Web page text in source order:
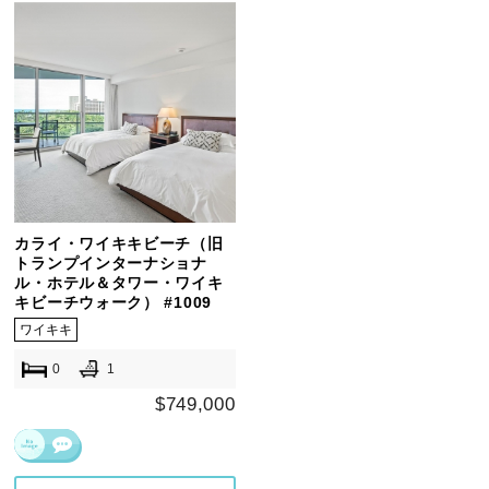
カライ・ワイキキビーチ（旧
トランプインターナショナ
ル・ホテル＆タワー・ワイキ
キビーチウォーク） #1009
ワイキキ
0 1
$749,000